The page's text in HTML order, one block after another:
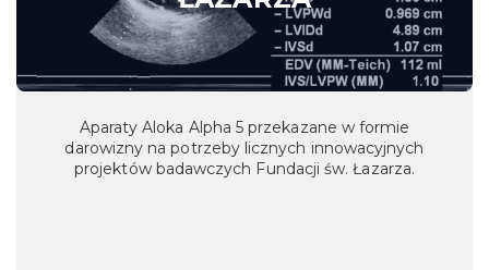
Aparaty Aloka Alpha 5 przekazane w formie
darowizny na potrzeby licznych innowacyjnych
projektów badawczych Fundacji św. Łazarza.